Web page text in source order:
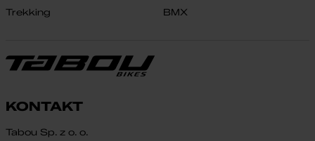
Trekking
BMX
KONTAKT
Tabou Sp. z o. o.